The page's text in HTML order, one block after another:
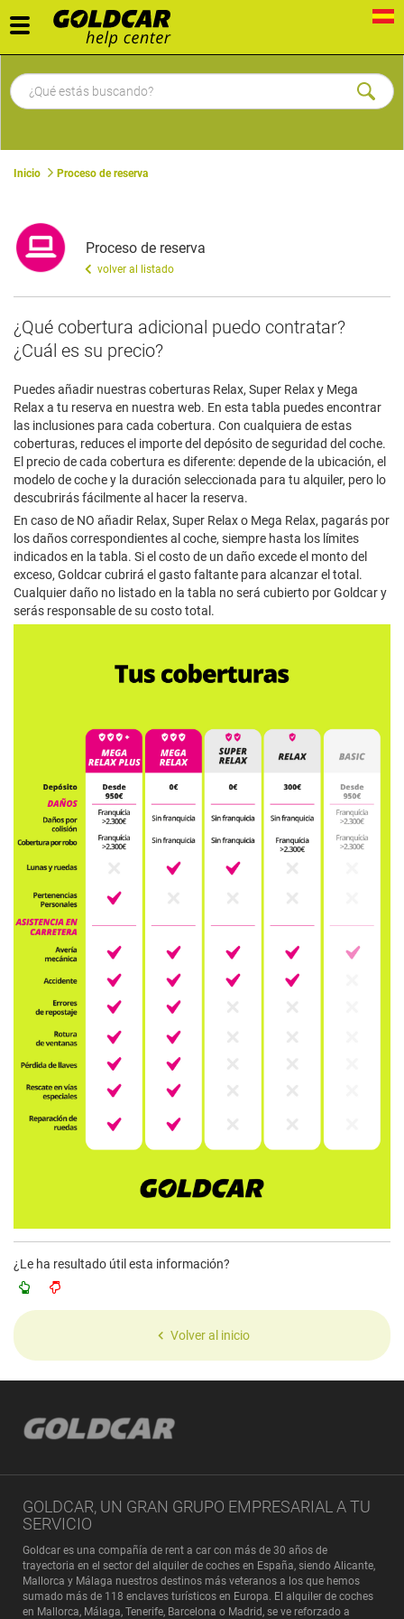
Toggle
navigation
Inicio Proceso de reserva
Proceso de reserva
volver al listado
¿Qué cobertura adicional puedo contratar?
¿Cuál es su precio?
Puedes añadir nuestras coberturas Relax, Super Relax y Mega
Relax a tu reserva en nuestra web. En esta tabla puedes encontrar
las inclusiones para cada cobertura. Con cualquiera de estas
coberturas, reduces el importe del depósito de seguridad del coche.
El precio de cada cobertura es diferente: depende de la ubicación, el
modelo de coche y la duración seleccionada para tu alquiler, pero lo
descubrirás fácilmente al hacer la reserva.
En caso de NO añadir Relax, Super Relax o Mega Relax, pagarás por
los daños correspondientes al coche, siempre hasta los límites
indicados en la tabla. Si el costo de un daño excede el monto del
exceso, Goldcar cubrirá el gasto faltante para alcanzar el total.
Cualquier daño no listado en la tabla no será cubierto por Goldcar y
serás responsable de su costo total.
¿Le ha resultado útil esta información?
Volver al inicio
GOLDCAR, UN GRAN GRUPO EMPRESARIAL A TU
SERVICIO
Goldcar es una compañía de rent a car con más de 30 años de
trayectoria en el sector del alquiler de coches en España, siendo Alicante,
Mallorca y Málaga nuestros destinos más veteranos a los que hemos
sumado más de 118 enclaves turísticos en Europa. El alquiler de coches
en Mallorca, Málaga, Tenerife, Barcelona o Madrid, se ve reforzado a